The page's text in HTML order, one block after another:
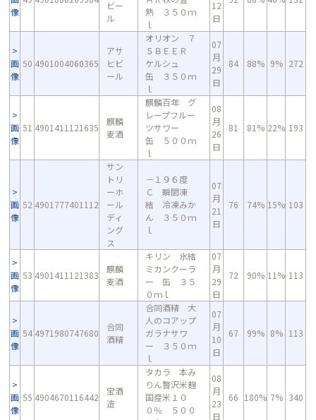
像
ビー
ル
熟 ３５０ｍ
ｌ
12
日
画
像
50 4901004060365
アサ
ヒビ
ール
オリオン ７
５ＢＥＥＲ
ケルシュ
缶 ３５０ｍ
ｌ
07
月
29
日
84 88% 9% 272
画
像
51 4901411121635
麒麟
麦酒
麒麟百年 グ
レープフルー
ツサワー
缶 ５００ｍ
ｌ
08
月
26
日
81 81% 22% 193
画
像
52 4901777401112
サン
トリ
ーホ
ール
ディ
ング
ス
－１９６度
Ｃ 瞬間凍
結 冷凍みか
ん ３５０ｍ
ｌ
07
月
21
日
76 74% 15% 103
画
像
53 4901411121383
麒麟
麦酒
キリン 氷結
ミカンクーラ
ー 缶 ３５
０ｍｌ
07
月
29
日
72 90% 11% 113
画
像
54 4971980747680
合同
酒精
合同酒精 大
人のコアップ
ガラナサワ
ー ３５０ｍ
ｌ
07
月
10
日
67 99% 8% 113
画
像
55 4904670116442
宝酒
造
タカラ 本み
りん贅沢米麹
国産米１０
０％ ５００
08
月
23
日
66 180% 7% 340